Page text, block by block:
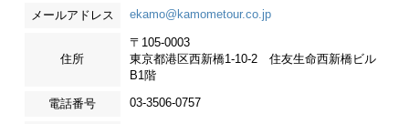
メールアドレス ekamo@kamometour.co.jp
住所
〒105-0003
東京都港区西新橋1-10-2 住友生命西新橋ビル
B1階
電話番号 03-3506-0757